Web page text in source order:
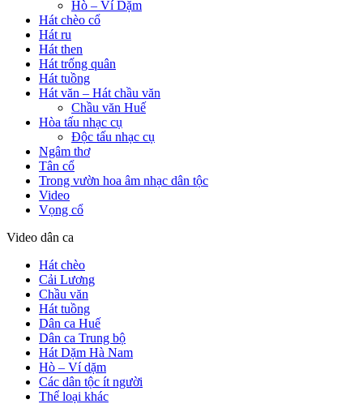
Hò – Ví Dặm
Hát chèo cổ
Hát ru
Hát then
Hát trống quân
Hát tuồng
Hát văn – Hát chầu văn
Chầu văn Huế
Hòa tấu nhạc cụ
Độc tấu nhạc cụ
Ngâm thơ
Tân cổ
Trong vườn hoa âm nhạc dân tộc
Video
Vọng cổ
Video dân ca
Hát chèo
Cải Lương
Chầu văn
Hát tuồng
Dân ca Huế
Dân ca Trung bộ
Hát Dặm Hà Nam
Hò – Ví dặm
Các dân tộc ít người
Thể loại khác